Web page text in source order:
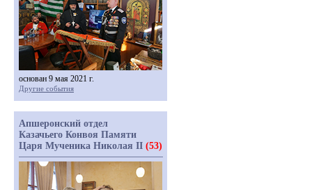
основан 9 мая 2021 г.
Другие события
Апшеронский отдел
Казачьего Конвоя Памяти
Царя Мученика Николая II (53)